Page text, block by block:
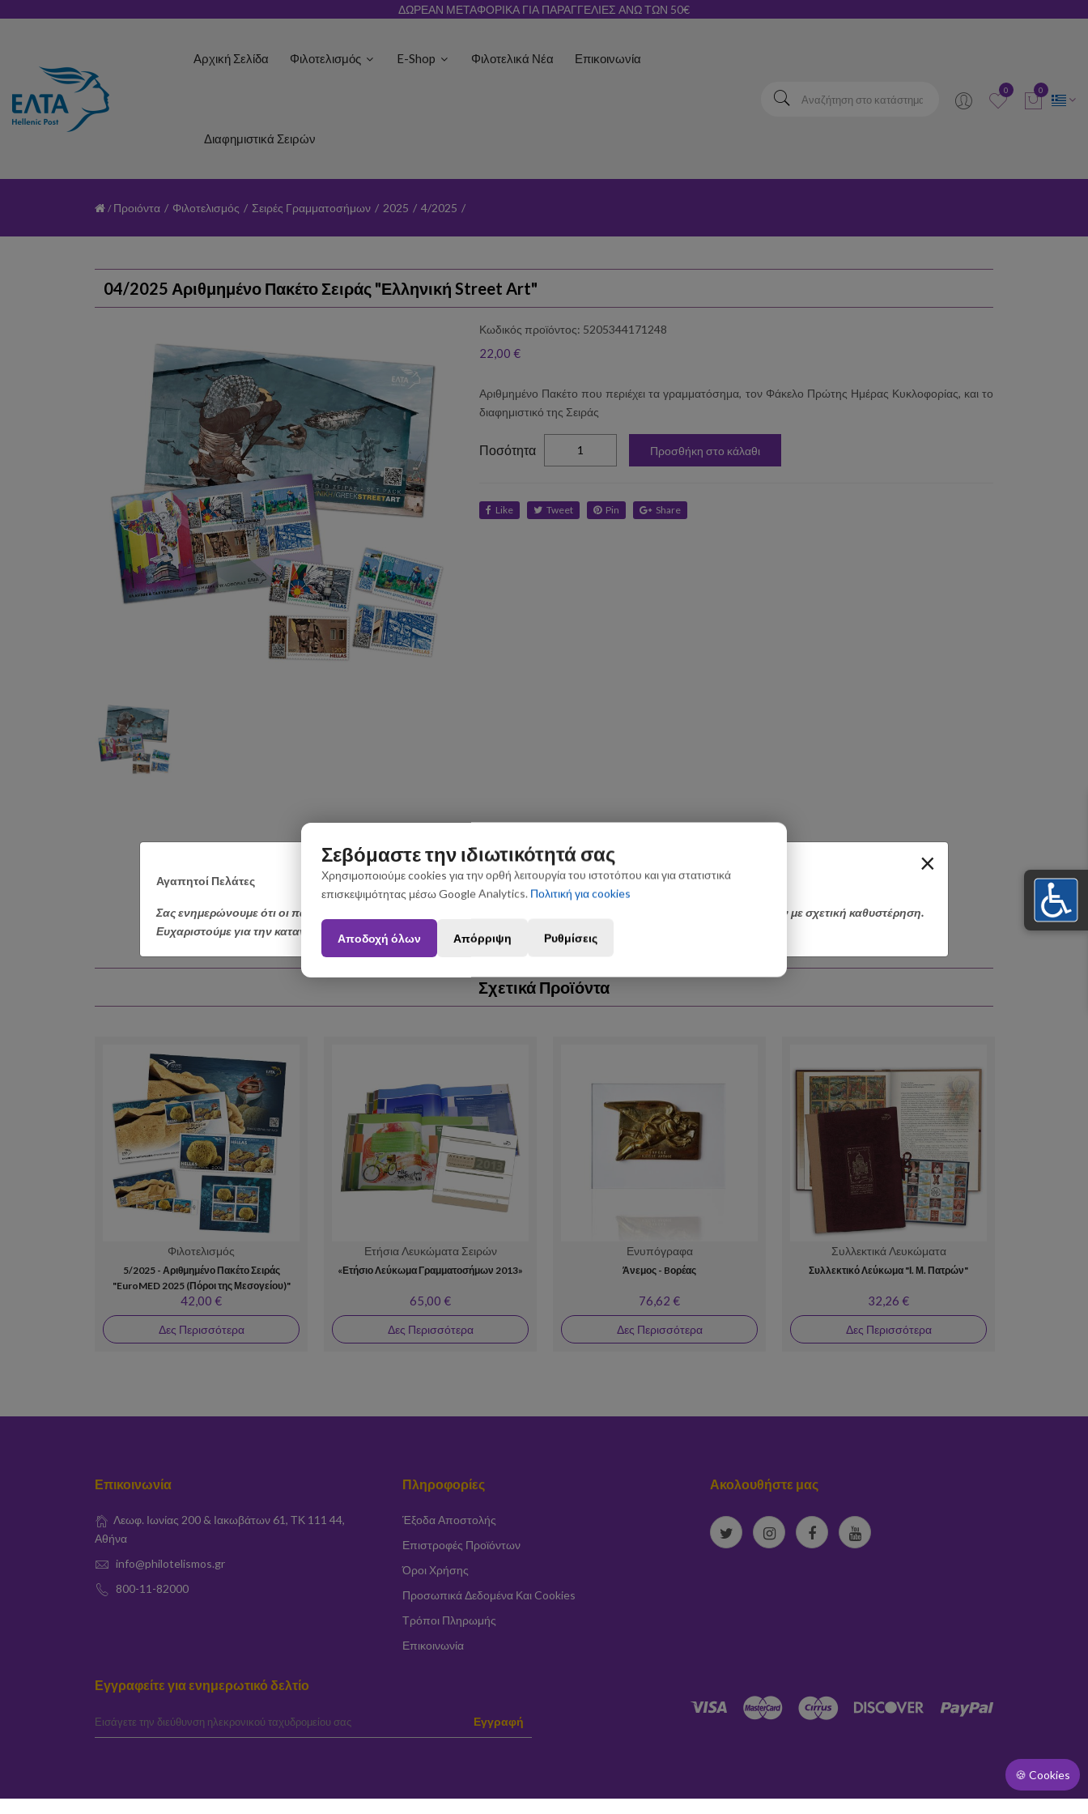
ΔΩΡΕΑΝ ΜΕΤΑΦΟΡΙΚΑ ΓΙΑ ΠΑΡΑΓΓΕΛΙΕΣ ΑΝΩ ΤΩΝ 50€
Αρχική Σελίδα Φιλοτελισμός E-Shop Φιλοτελικά Νέα Επικοινωνία
Διαφημιστικά Σειρών
elta 0 0
Προιόντα / Φιλοτελισμός / Σειρές Γραμματοσήμων / 2025 / 4/2025 /
×
Αγαπητοί Πελάτες
Σας ενημερώνουμε ότι οι παραγγελίες που θα πραγματοποιηθούν από 3 έως 31 Αυγούστου ενδέχεται να αποσταλούν με σχετική καθυστέρηση.
Ευχαριστούμε για την κατανόηση.
04/2025 Αριθμημένο Πακέτο Σειράς "Ελληνική Street Art"
Κωδικός προϊόντος: 5205344171248
22,00 €
Αριθμημένο Πακέτο που περιέχει τα γραμματόσημα, τον Φάκελο Πρώτης Ημέρας Κυκλοφορίας, και το
διαφημιστικό της Σειράς
Ποσότητα Προσθήκη στο κάλαθι
Like Tweet Pin Share
Σχετικά Προϊόντα
Φιλοτελισμός
5/2025 - Αριθμημένο Πακέτο Σειράς
"EuroMED 2025 (Πόροι της Μεσογείου)"
42,00 €
Δες Περισσότερα
Ετήσια Λευκώματα Σειρών
«Ετήσιο Λεύκωμα Γραμματοσήμων 2013»
65,00 €
Δες Περισσότερα
Ενυπόγραφα
Άνεμος - Bορέας
76,62 €
Δες Περισσότερα
Συλλεκτικά Λευκώματα
Συλλεκτικό Λεύκωμα "Ι. Μ. Πατρών"
32,26 €
Δες Περισσότερα
Επικοινωνία
Λεωφ. Ιωνίας 200 & Ιακωβάτων 61, ΤΚ 111 44,
Αθήνα
info@philotelismos.gr
800-11-82000
Πληροφορίες
Έξοδα Αποστολής
Επιστροφές Προϊόντων
Όροι Χρήσης
Προσωπικά Δεδομένα Και Cookies
Τρόποι Πληρωμής
Επικοινωνία
Ακολουθήστε μας
Εγγραφείτε για ενημερωτικό δελτίο
elta Εγγραφή
Σεβόμαστε την ιδιωτικότητά σας
Χρησιμοποιούμε cookies για την ορθή λειτουργία του ιστοτόπου και για στατιστικά
επισκεψιμότητας μέσω Google Analytics. Πολιτική για cookies
Αποδοχή όλων Απόρριψη Ρυθμίσεις
🍪 Cookies